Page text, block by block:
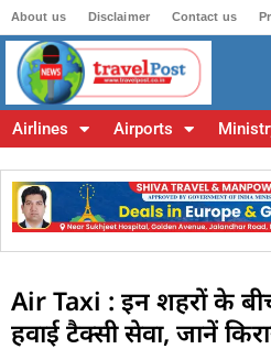
About us Disclaimer Contact us
Airlines Airports
Air Taxi : इन शहरों के
हवाई टैक्सी सेवा, जानें